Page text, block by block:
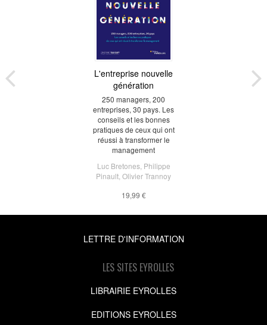
L'entreprise nouvelle
génération
250 managers, 200
entreprises, 30 pays. Les
conseils et les bonnes
pratiques de ceux qui ont
réussi à transformer le
management
Luc Bretones, Philippe
Pinault Olivier Trannoy
19,99 €
LETTRE D'INFORMATION
LES SITES EYROLLES
LIBRAIRIE EYROLLES
EDITIONS EYROLLES